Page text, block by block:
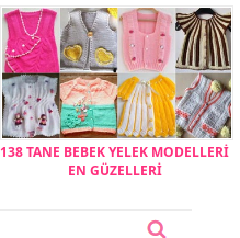
138 TANE BEBEK YELEK MODELLERİ
EN GÜZELLERİ